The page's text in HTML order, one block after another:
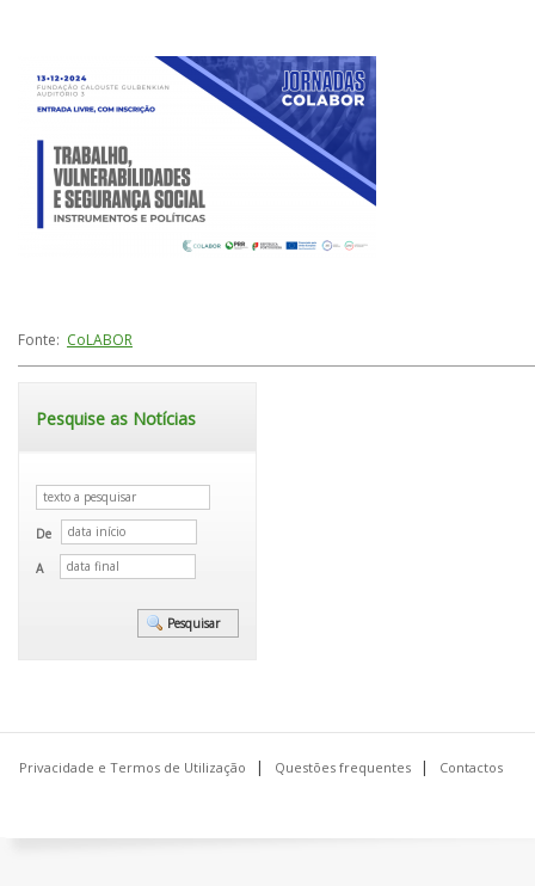
Fonte: CoLABOR
Pesquise as Notícias
De
A
Privacidade e Termos de Utilização Questões frequentes Contactos